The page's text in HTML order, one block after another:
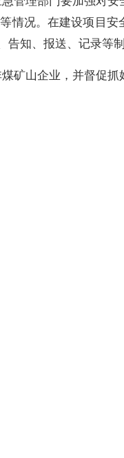
情况。在建设项目安
知、报送、记录等制
矿山企业，并督促抓